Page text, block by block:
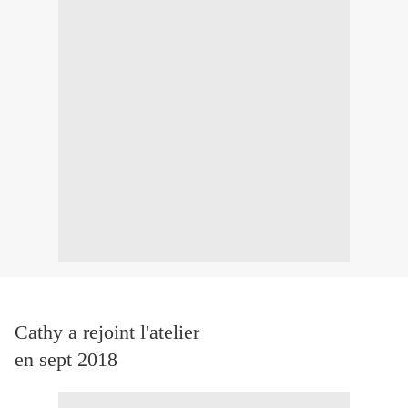
Cathy a rejoint l'atelier
en sept 2018